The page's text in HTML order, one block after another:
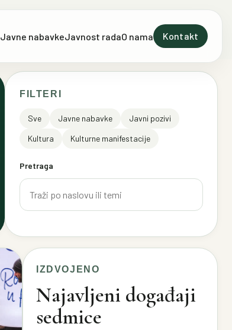
Javne nabavkeJavnost radaO nama Kontakt
FILTERI
Sve Javne nabavke
Javni pozivi
Kultura
Kulturne manifestacije
Pretraga
IZDVOJENO
Najavljeni događaji
sedmice